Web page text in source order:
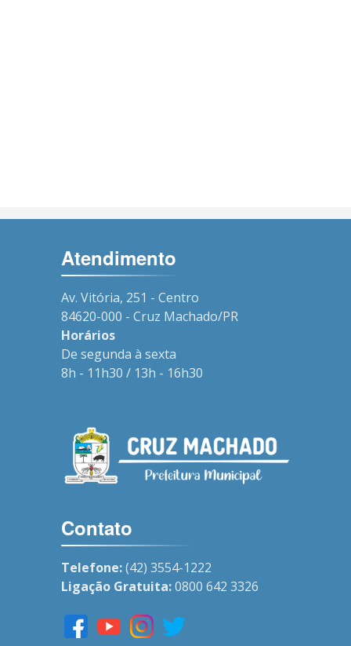
Atendimento
Av. Vitória, 251 - Centro
84620-000 - Cruz Machado/PR
Horários
De segunda à sexta
8h - 11h30 / 13h - 16h30
Contato
Telefone:(42) 3554-1222
Ligação Gratuita:0800 642 3326